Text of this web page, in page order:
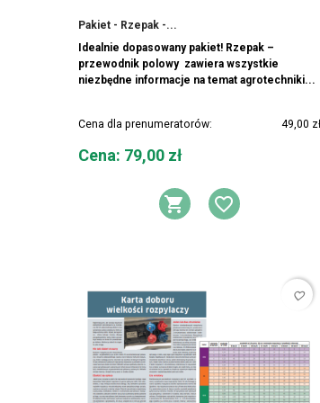
Pakiet - Rzepak -...
Idealnie dopasowany pakiet! Rzepak –
przewodnik polowy zawiera wszystkie
niezbędne informacje na temat agrotechniki...
Cena dla prenumeratorów: 49,00 zł
Cena
Cena: 79,00 zł
DODAJ DO
DODAJ
favorite_border